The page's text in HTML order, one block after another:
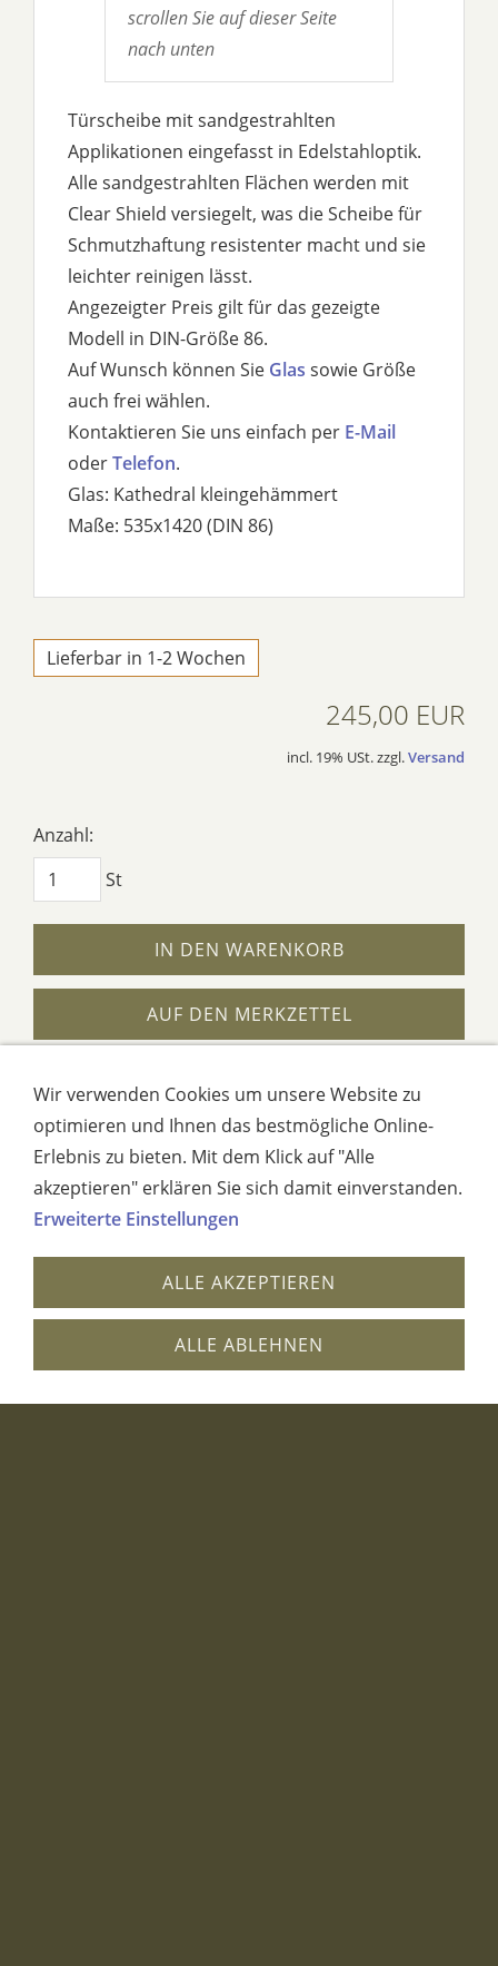
scrollen Sie auf dieser Seite
nach unten
Türscheibe mit sandgestrahlten
Applikationen eingefasst in Edelstahloptik.
Alle sandgestrahlten Flächen werden mit
Clear Shield versiegelt, was die Scheibe für
Schmutzhaftung resistenter macht und sie
leichter reinigen lässt.
Angezeigter Preis gilt für das gezeigte
Modell in DIN-Größe 86.
Auf Wunsch können Sie Glas sowie Größe
auch frei wählen.
Kontaktieren Sie uns einfach per E-Mail
oderTelefon.
Glas: Kathedral kleingehämmert
Maße: 535x1420 (DIN 86)
Lieferbar in 1-2 Wochen
245,00 EUR
incl. 19% USt. zzgl.Versand
Anzahl:
St
IN DEN WARENKORB
AUF DEN MERKZETTEL
vergrößerte Darstellung
Edelstahlverglasung 2085
Wir verwenden Cookies um unsere Website zu
optimieren und Ihnen das bestmögliche Online-
Erlebnis zu bieten. Mit dem Klick auf "Alle
akzeptieren" erklären Sie sich damit einverstanden.
Erweiterte Einstellungen
ALLE AKZEPTIEREN
ALLE ABLEHNEN